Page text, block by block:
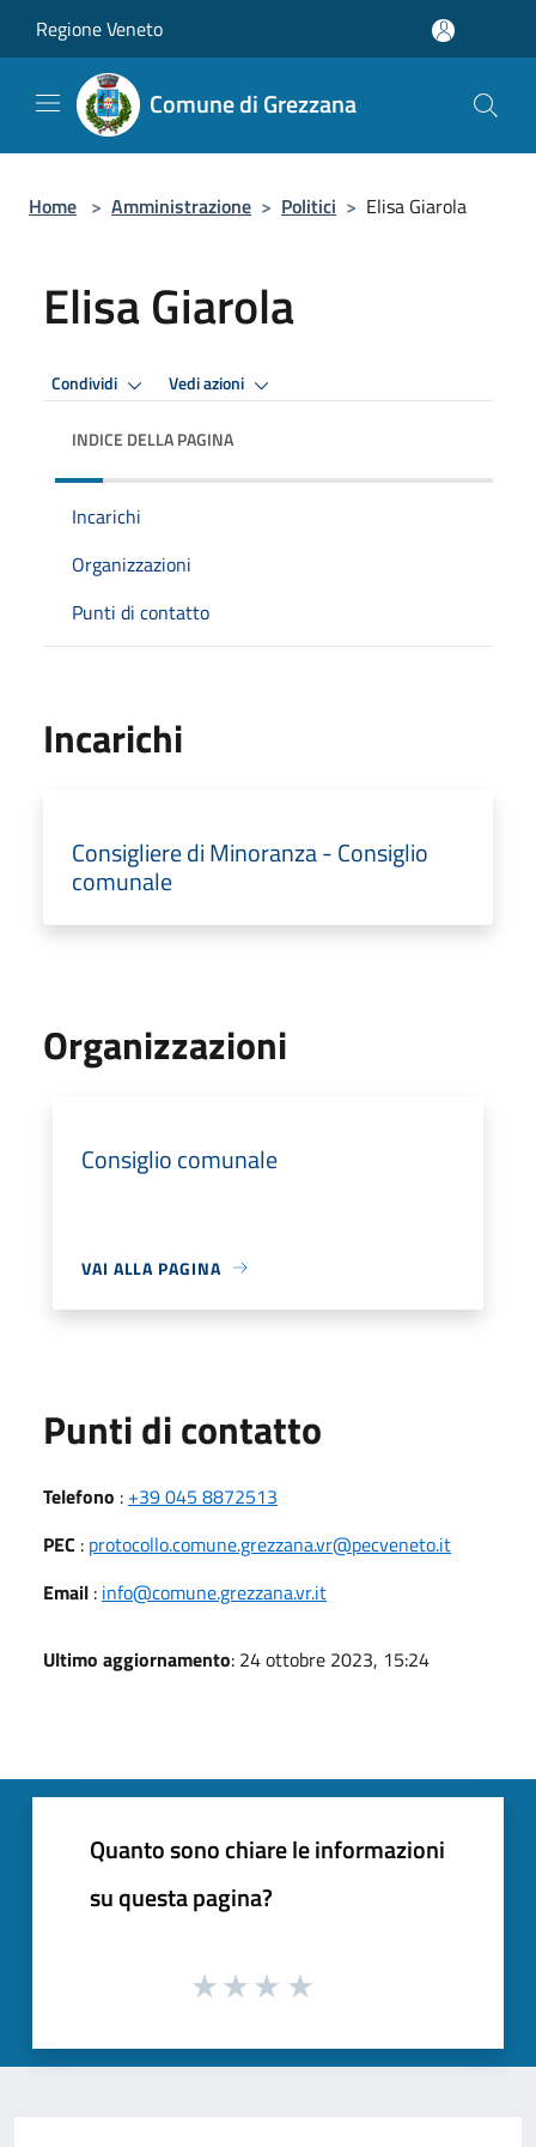
Regione Veneto
Comune di Grezzana
Home > Amministrazione > Politici > Elisa Giarola
Elisa Giarola
Condividi Vedi azioni
INDICE DELLA PAGINA
Incarichi
Organizzazioni
Punti di contatto
Incarichi
Consigliere di Minoranza - Consiglio
comunale
Organizzazioni
Consiglio comunale
VAI ALLA PAGINA
Punti di contatto
Telefono : +39 045 8872513
PEC : protocollo.comune.grezzana.vr@pecveneto.it
Email : info@comune.grezzana.vr.it
Ultimo aggiornamento: 24 ottobre 2023, 15:24
Quanto sono chiare le informazioni
su questa pagina?